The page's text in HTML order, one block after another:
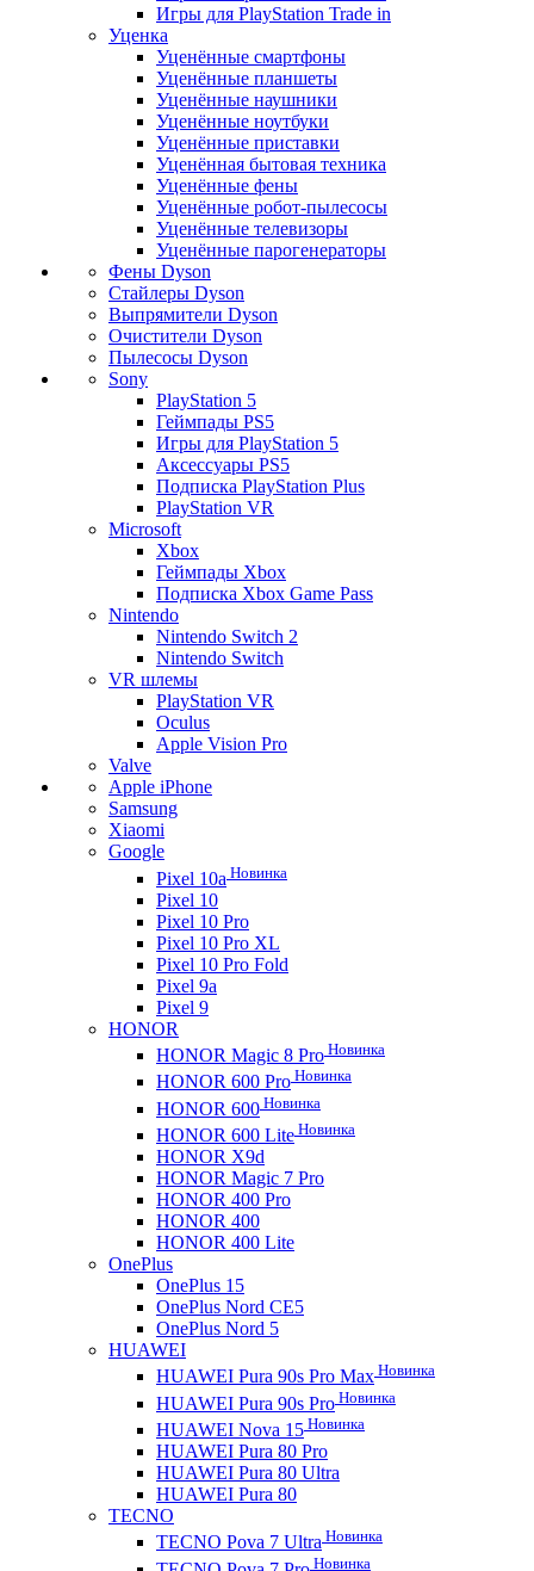
Игры для PlayStation Trade in
Уценка
Уценённые смартфоны
Уценённые планшеты
Уценённые наушники
Уценённые ноутбуки
Уценённые приставки
Уценённая бытовая техника
Уценённые фены
Уценённые робот-пылесосы
Уценённые телевизоры
Уценённые парогенераторы
Фены Dyson
Стайлеры Dyson
Выпрямители Dyson
Очистители Dyson
Пылесосы Dyson
Sony
PlayStation 5
Геймпады PS5
Игры для PlayStation 5
Аксессуары PS5
Подписка PlayStation Plus
PlayStation VR
Microsoft
Xbox
Геймпады Xbox
Подписка Xbox Game Pass
Nintendo
Nintendo Switch 2
Nintendo Switch
VR шлемы
PlayStation VR
Oculus
Apple Vision Pro
Valve
Apple iPhone
Samsung
Xiaomi
Google
Pixel 10a Новинка
Pixel 10
Pixel 10 Pro
Pixel 10 Pro XL
Pixel 10 Pro Fold
Pixel 9a
Pixel 9
HONOR
HONOR Magic 8 Pro Новинка
HONOR 600 Pro Новинка
HONOR 600 Новинка
HONOR 600 Lite Новинка
HONOR X9d
HONOR Magic 7 Pro
HONOR 400 Pro
HONOR 400
HONOR 400 Lite
OnePlus
OnePlus 15
OnePlus Nord CE5
OnePlus Nord 5
HUAWEI
HUAWEI Pura 90s Pro Max Новинка
HUAWEI Pura 90s Pro Новинка
HUAWEI Nova 15 Новинка
HUAWEI Pura 80 Pro
HUAWEI Pura 80 Ultra
HUAWEI Pura 80
TECNO
TECNO Pova 7 Ultra Новинка
Новинка